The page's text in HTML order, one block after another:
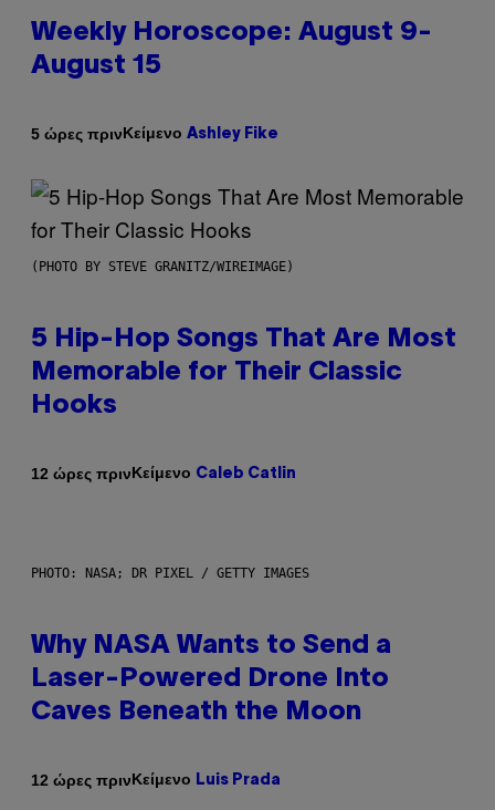
Weekly Horoscope: August 9-
August 15
5 ώρες πρινΚείμενο Ashley Fike
(PHOTO BY STEVE GRANITZ/WIREIMAGE)
5 Hip-Hop Songs That Are Most
Memorable for Their Classic
Hooks
12 ώρες πρινΚείμενο Caleb Catlin
PHOTO: NASA; DR PIXEL / GETTY IMAGES
Why NASA Wants to Send a
Laser-Powered Drone Into
Caves Beneath the Moon
12 ώρες πρινΚείμενο Luis Prada